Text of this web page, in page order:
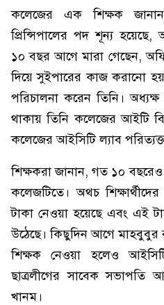
কলেজের এক শিক্ষক
প্রিন্সিপালের পদ শূন্য হয়েছে,
১০ বছর আগে মারা গেছেন,
দিয়ে সুইপারের কাজ করানো
পরিচালনা করেন তিনি।
থাকায় তিনি কলেজের আইটি
কলেজের আইসিটি ল্যাব
শিক্ষকরা জানান, গত ১০
কলেজটিতে। অথচ
টাকা নেওয়া হয়েছে এবং এই
উঠেছে। কিছুদিন আগে
শিক্ষক নেওয়া হলেও
ছাত্রলীগের সাবেক সভাপতি
খানম।